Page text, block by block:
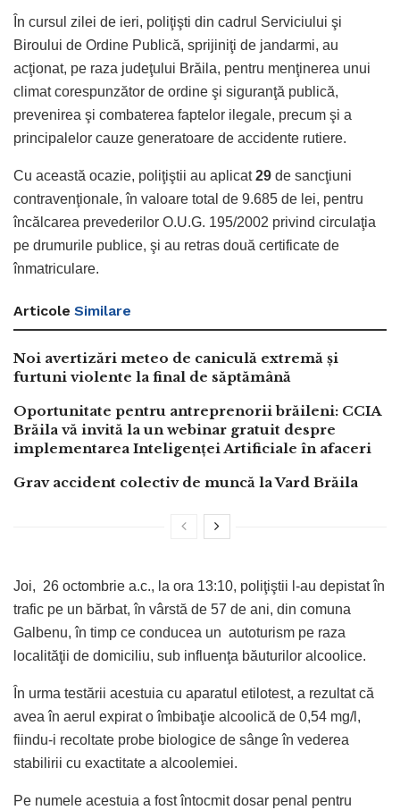
În cursul zilei de ieri, poliţişti din cadrul Serviciului şi
Biroului de Ordine Publică, sprijiniţi de jandarmi, au
acţionat, pe raza judeţului Brăila, pentru menţinerea unui
climat corespunzător de ordine şi siguranţă publică,
prevenirea şi combaterea faptelor ilegale, precum şi a
principalelor cauze generatoare de accidente rutiere.
Cu această ocazie, poliţiştii au aplicat29 de sancţiuni
contravenţionale, în valoare total de 9.685 de lei, pentru
încălcarea prevederilor O.U.G. 195/2002 privind circulaţia
pe drumurile publice, şi au retras două certificate de
înmatriculare.
Articole Similare
Noi avertizări meteo de caniculă extremă și
furtuni violente la final de săptămână
Oportunitate pentru antreprenorii brăileni: CCIA
Brăila vă invită la un webinar gratuit despre
implementarea Inteligenței Artificiale în afaceri
Grav accident colectiv de muncă la Vard Brăila
Joi, 26 octombrie a.c., la ora 13:10, poliţiştii l-au depistat în
trafic pe un bărbat, în vârstă de 57 de ani, din comuna
Galbenu, în timp ce conducea un autoturism pe raza
localităţii de domiciliu, sub influenţa băuturilor alcoolice.
În urma testării acestuia cu aparatul etilotest, a rezultat că
avea în aerul expirat o îmbibaţie alcoolică de 0,54 mg/l,
fiindu-i recoltate probe biologice de sânge în vederea
stabilirii cu exactitate a alcoolemiei.
Pe numele acestuia a fost întocmit dosar penal pentru